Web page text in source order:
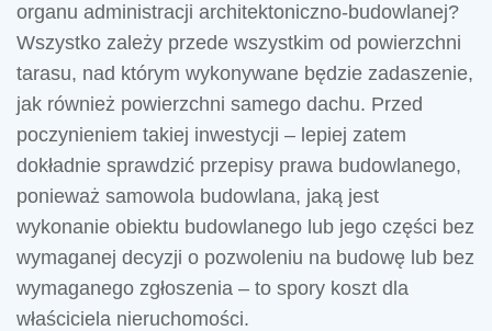
organu administracji architektoniczno-budowlanej?
Wszystko zależy przede wszystkim od powierzchni
tarasu, nad którym wykonywane będzie zadaszenie,
jak również powierzchni samego dachu. Przed
poczynieniem takiej inwestycji – lepiej zatem
dokładnie sprawdzić przepisy prawa budowlanego,
ponieważ samowola budowlana, jaką jest
wykonanie obiektu budowlanego lub jego części bez
wymaganej decyzji o pozwoleniu na budowę lub bez
wymaganego zgłoszenia – to spory koszt dla
właściciela nieruchomości.